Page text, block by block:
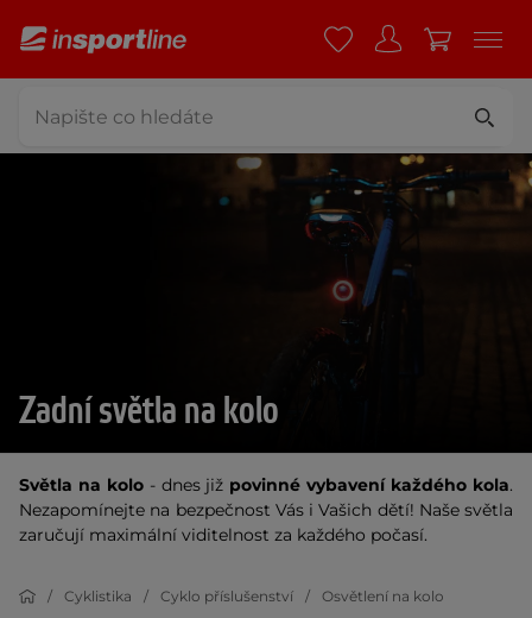
Zadní světla na kolo
Světla na kolo- dnes již povinné vybavení každého kola.
Nezapomínejte na bezpečnost Vás i Vašich dětí! Naše světla
zaručují maximální viditelnost za každého počasí.
Cyklistika Cyklo příslušenství Osvětlení na kolo